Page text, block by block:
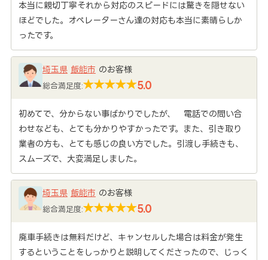
本当に親切丁寧それから対応のスピードには驚きを隠せない
ほどでした。オペレーターさん達の対応も本当に素晴らしか
ったです。
埼玉県 飯能市 のお客様
総合満足度: 5.0
初めてで、分からない事ばかりでしたが、 電話での問い合
わせなども、とても分かりやすかったです。また、引き取り
業者の方も、とても感じの良い方でした。引渡し手続きも、
スムーズで、大変満足しました。
埼玉県 飯能市 のお客様
総合満足度: 5.0
廃車手続きは無料だけど、キャンセルした場合は料金が発生
するということをしっかりと説明してくださったので、じっく